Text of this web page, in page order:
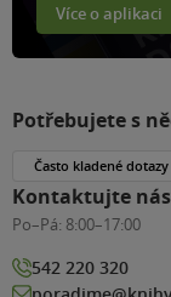
Více o aplikaci
Potřebujete s
Často kladené dotazy
Kontaktujte nás
Po–Pá: 8:00–17:00
542 220 320